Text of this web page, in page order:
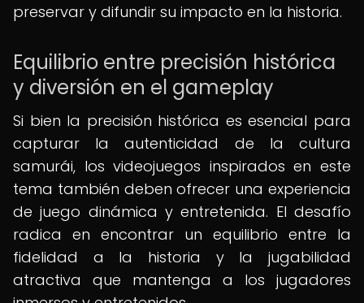
preservar y difundir su impacto en la historia.
Equilibrio entre precisión histórica
y diversión en el gameplay
Si bien la precisión histórica es esencial para
capturar la autenticidad de la cultura
samurái, los videojuegos inspirados en este
tema también deben ofrecer una experiencia
de juego dinámica y entretenida. El desafío
radica en encontrar un equilibrio entre la
fidelidad a la historia y la jugabilidad
atractiva que mantenga a los jugadores